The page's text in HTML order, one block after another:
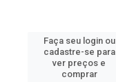
Faça seu login ou
cadastre-se para
ver preços e
comprar